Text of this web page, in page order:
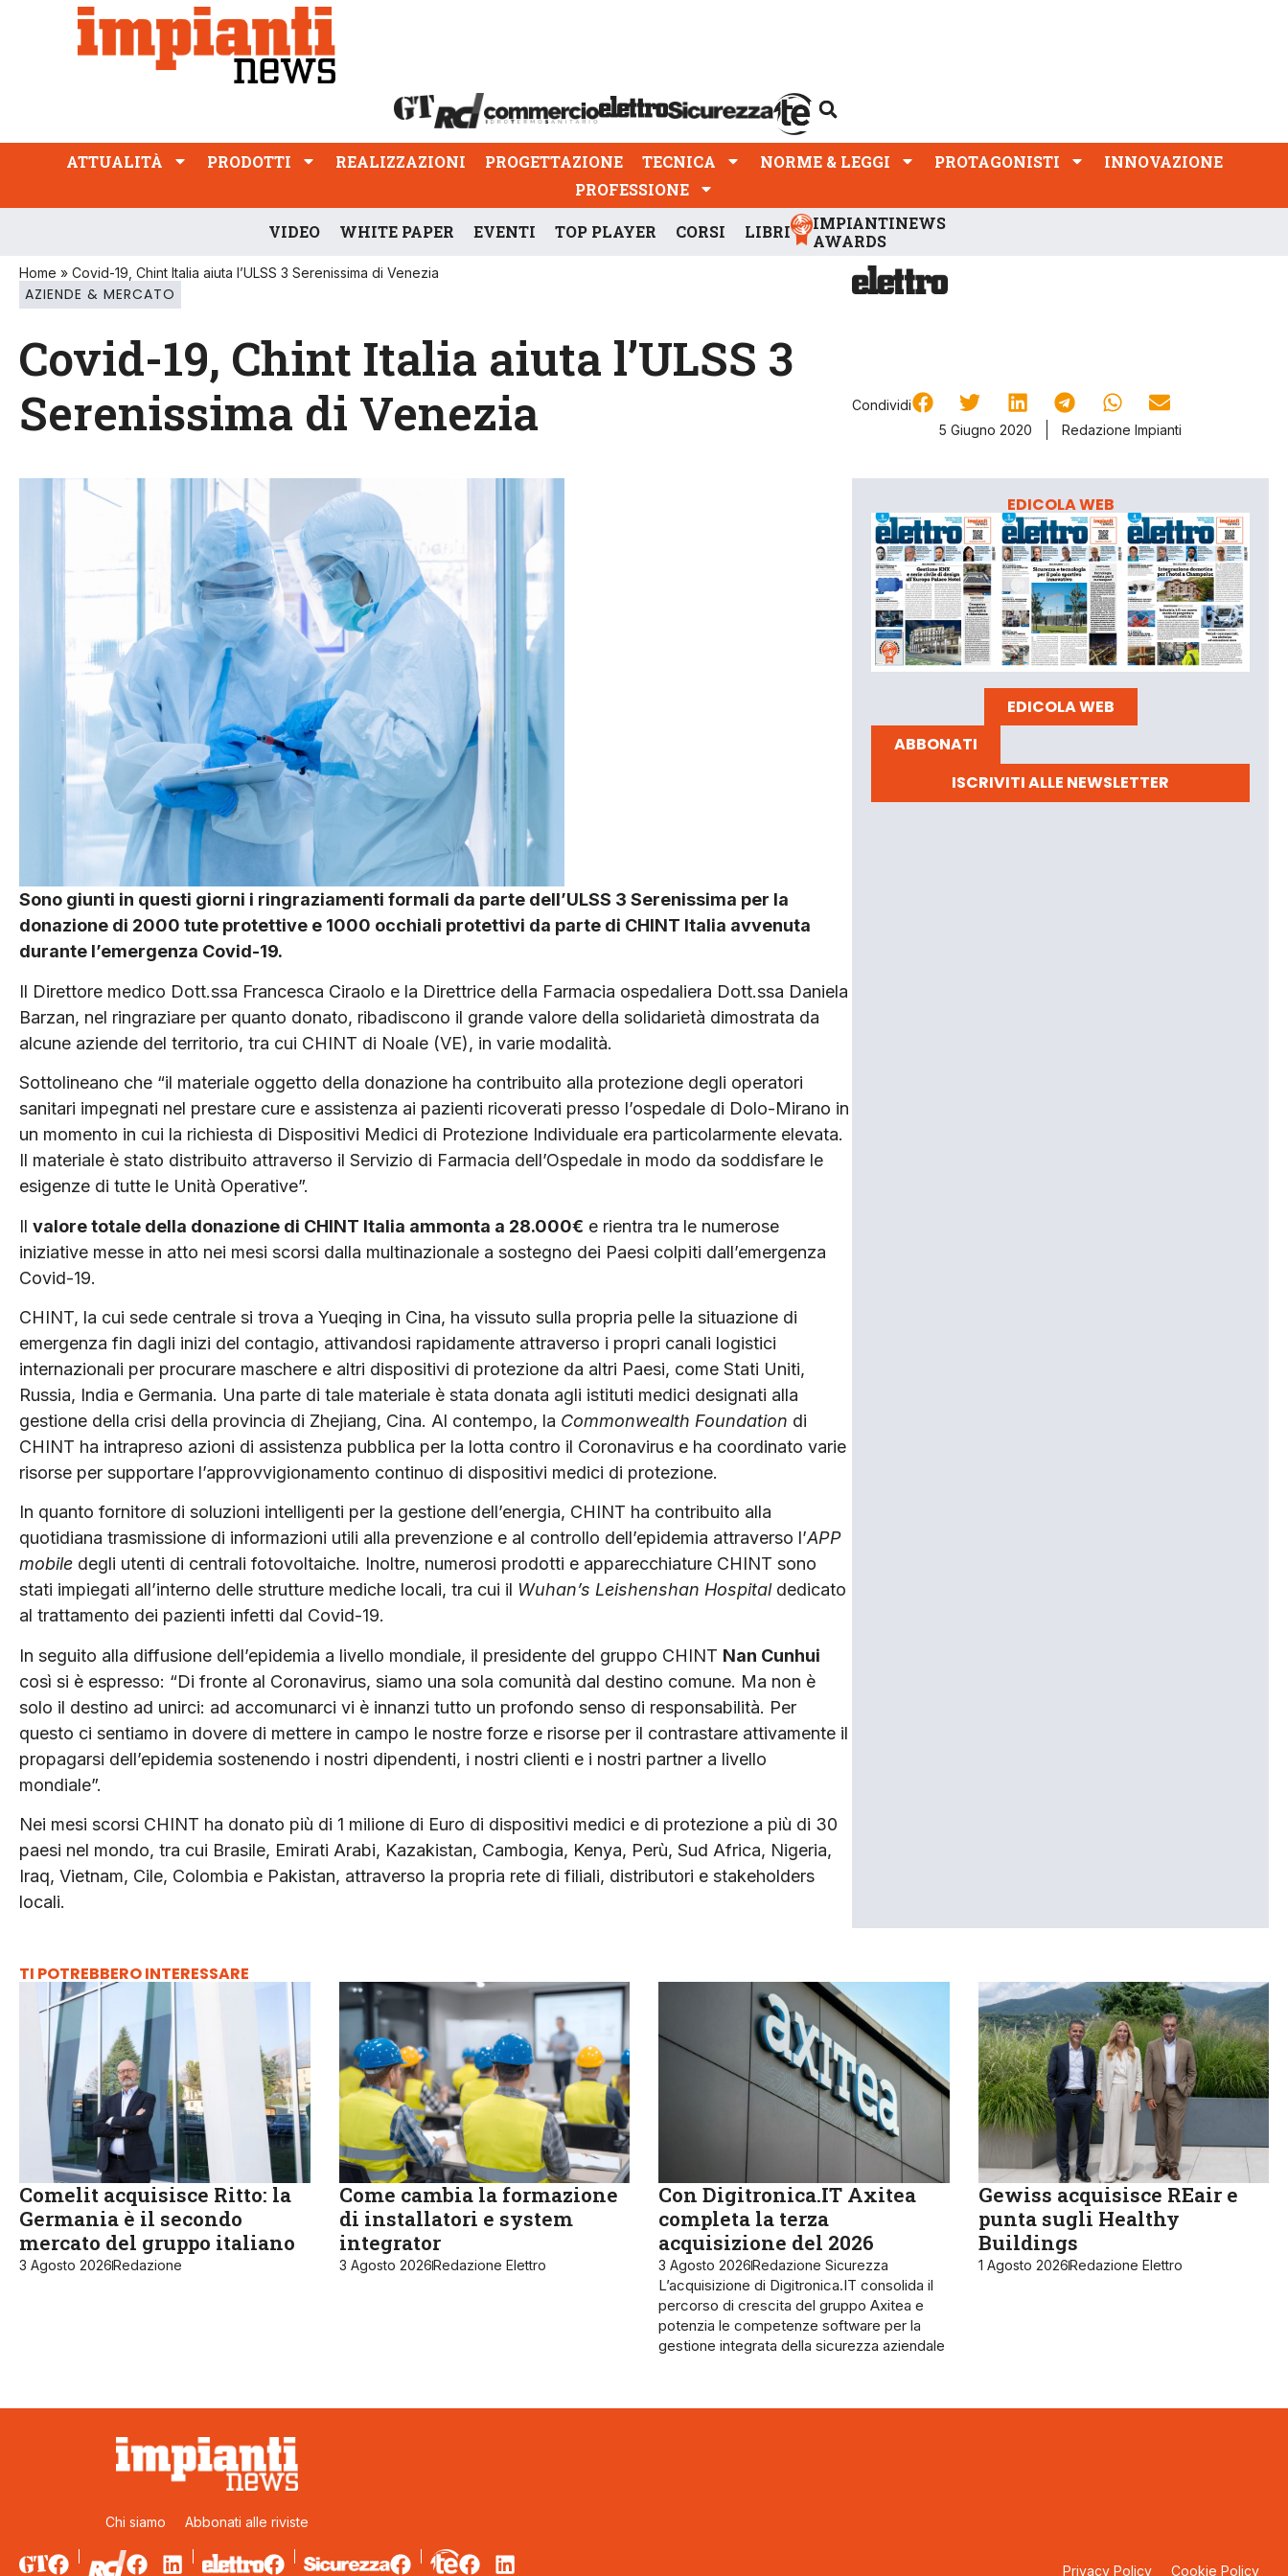
ATTUALITÀ PRODOTTI REALIZZAZIONI
PROFESSIONE
ATTUALITÀ PRODOTTI REALIZZAZIONI PROGETTAZIONE TECNICA NORME & LEGGI PROTAGONISTI
INNOVAZIONE
PROFESSIONE
VIDEO WHITE PAPER EVENTI TOP PLAYER CORSI LIBRI
IMPIANTINEWS
AWARDS
Home » Covid-19, Chint Italia aiuta l’ULSS 3 Serenissima di Venezia
AZIENDE & MERCATO
Covid-19, Chint Italia aiuta l’ULSS 3
Serenissima di Venezia
Condividi
5 Giugno 2020
Redazione Impianti
Sono giunti in questi giorni i ringraziamenti formali da parte dell’ULSS 3 Serenissima per la
donazione di 2000 tute protettive e 1000 occhiali protettivi da parte di CHINT Italia avvenuta
durante l’emergenza Covid-19.
Il Direttore medico Dott.ssa Francesca Ciraolo e la Direttrice della Farmacia ospedaliera Dott.ssa Daniela
Barzan, nel ringraziare per quanto donato, ribadiscono il grande valore della solidarietà dimostrata da
alcune aziende del territorio, tra cui CHINT di Noale (VE), in varie modalità.
Sottolineano che “il materiale oggetto della donazione ha contribuito alla protezione degli operatori
sanitari impegnati nel prestare cure e assistenza ai pazienti ricoverati presso l’ospedale di Dolo-Mirano in
un momento in cui la richiesta di Dispositivi Medici di Protezione Individuale era particolarmente elevata.
Il materiale è stato distribuito attraverso il Servizio di Farmacia dell’Ospedale in modo da soddisfare le
esigenze di tutte le Unità Operative”.
Il valore totale della donazione di CHINT Italia ammonta a 28.000€ e rientra tra le numerose
iniziative messe in atto nei mesi scorsi dalla multinazionale a sostegno dei Paesi colpiti dall’emergenza
Covid-19.
CHINT, la cui sede centrale si trova a Yueqing in Cina, ha vissuto sulla propria pelle la situazione di
emergenza fin dagli inizi del contagio, attivandosi rapidamente attraverso i propri canali logistici
internazionali per procurare maschere e altri dispositivi di protezione da altri Paesi, come Stati Uniti,
Russia, India e Germania. Una parte di tale materiale è stata donata agli istituti medici designati alla
gestione della crisi della provincia di Zhejiang, Cina. Al contempo, la Commonwealth Foundation di
CHINT ha intrapreso azioni di assistenza pubblica per la lotta contro il Coronavirus e ha coordinato varie
risorse per supportare l’approvvigionamento continuo di dispositivi medici di protezione.
In quanto fornitore di soluzioni intelligenti per la gestione dell’energia, CHINT ha contribuito alla
quotidiana trasmissione di informazioni utili alla prevenzione e al controllo dell’epidemia attraverso l’APP
mobile degli utenti di centrali fotovoltaiche. Inoltre, numerosi prodotti e apparecchiature CHINT sono
stati impiegati all’interno delle strutture mediche locali, tra cui il Wuhan’s Leishenshan Hospitaldedicato
al trattamento dei pazienti infetti dal Covid-19.
In seguito alla diffusione dell’epidemia a livello mondiale, il presidente del gruppo CHINT Nan Cunhui
così si è espresso: “Di fronte al Coronavirus, siamo una sola comunità dal destino comune. Ma non è
solo il destino ad unirci: ad accomunarci vi è innanzi tutto un profondo senso di responsabilità. Per
questo ci sentiamo in dovere di mettere in campo le nostre forze e risorse per il contrastare attivamente il
propagarsi dell’epidemia sostenendo i nostri dipendenti, i nostri clienti e i nostri partner a livello
mondiale”.
Nei mesi scorsi CHINT ha donato più di 1 milione di Euro di dispositivi medici e di protezione a più di 30
paesi nel mondo, tra cui Brasile, Emirati Arabi, Kazakistan, Cambogia, Kenya, Perù, Sud Africa, Nigeria,
Iraq, Vietnam, Cile, Colombia e Pakistan, attraverso la propria rete di filiali, distributori e stakeholders
locali.
EDICOLA WEB
EDICOLA WEB
ABBONATI
ISCRIVITI ALLE NEWSLETTER
TI POTREBBERO INTERESSARE
Comelit acquisisce Ritto: la
Germania è il secondo
mercato del gruppo italiano
3 Agosto 2026 Redazione
Come cambia la formazione
di installatori e system
integrator
3 Agosto 2026Redazione Elettro
Con Digitronica.IT Axitea
completa la terza
acquisizione del 2026
3 Agosto 2026 Redazione Sicurezza
L’acquisizione di Digitronica.IT consolida il
percorso di crescita del gruppo Axitea e
potenzia le competenze software per la
gestione integrata della sicurezza aziendale
Gewiss acquisisce REair e
punta sugli Healthy
Buildings
1 Agosto 2026Redazione Elettro
Chi siamo Abbonati alle riviste
Privacy Policy Cookie Policy